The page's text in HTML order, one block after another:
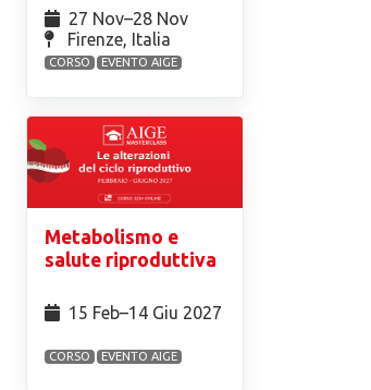
27 Nov⁠–28 Nov
Firenze, Italia
CORSO EVENTO AIGE
Metabolismo e
salute riproduttiva
15 Feb⁠–14 Giu 2027
CORSO EVENTO AIGE